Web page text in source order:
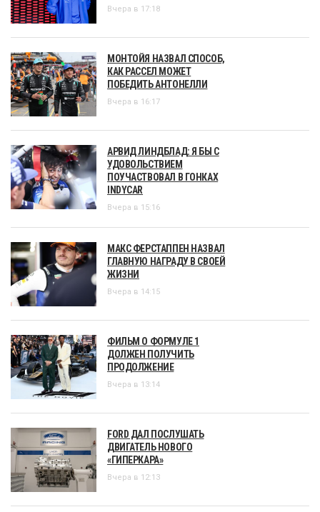
Вчера в 17:18
МОНТОЙЯ НАЗВАЛ СПОСОБ,
КАК РАССЕЛ МОЖЕТ
ПОБЕДИТЬ АНТОНЕЛЛИ
Вчера в 16:17
АРВИД ЛИНДБЛАД: Я БЫ С
УДОВОЛЬСТВИЕМ
ПОУЧАСТВОВАЛ В ГОНКАХ
INDYCAR
Вчера в 15:16
МАКС ФЕРСТАППЕН НАЗВАЛ
ГЛАВНУЮ НАГРАДУ В СВОЕЙ
ЖИЗНИ
Вчера в 14:15
ФИЛЬМ О ФОРМУЛЕ 1
ДОЛЖЕН ПОЛУЧИТЬ
ПРОДОЛЖЕНИЕ
Вчера в 13:14
FORD ДАЛ ПОСЛУШАТЬ
ДВИГАТЕЛЬ НОВОГО
«ГИПЕРКАРА»
Вчера в 12:13